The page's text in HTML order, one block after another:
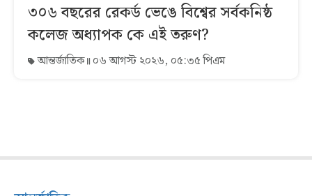
৩০৬ বছরের রেকর্ড ভেঙে বিশ্বের সর্বকনিষ্ঠ
কলেজ অধ্যাপক কে এই তরুণ?
আন্তর্জাতিক ০৬ আগস্ট ২০২৬, ০৫:৩৫ পিএম